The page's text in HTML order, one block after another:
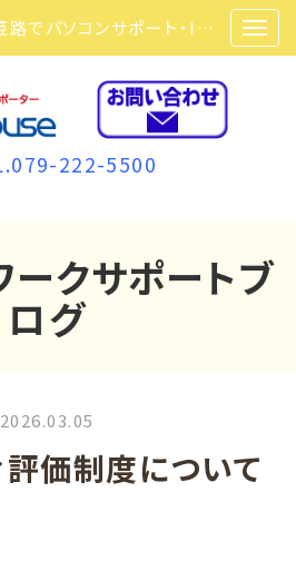
株式会社ベンハウス｜姫路でパソコンサポート・ITサポート・ITセキュリティ・複合機・ビジネスフォンなら弊社にお任せ
222-5500
ークサポートブ
ログ
2026.03.05
評価制度について